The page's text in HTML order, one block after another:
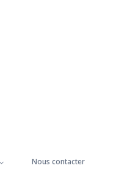
Nous contacter